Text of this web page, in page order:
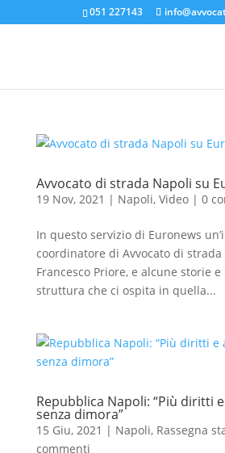
051 227143
Avvocato di strada Napoli su
19 Nov, 2021 | Napoli, Video| 0
In questo servizio di Euronews
coordinatore di Avvocato di strada
Francesco Priore, e alcune storie
struttura che ci ospita in quella...
Repubblica Napoli: “Più diritti
senza dimora”
15 Giu, 2021 | Napoli, Rassegna
commenti